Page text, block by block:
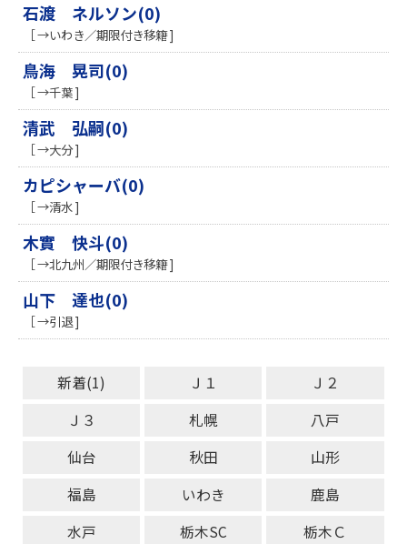
石渡 ネルソン(0)
［ →いわき／期限付き移籍 ]
鳥海 晃司(0)
［ →千葉 ]
清武 弘嗣(0)
［ →大分 ]
カピシャーバ(0)
［ →清水 ]
木實 快斗(0)
［ →北九州／期限付き移籍 ]
山下 達也(0)
［ →引退 ]
新着(1) Ｊ１
Ｊ２
Ｊ３
札幌
八戸
仙台
秋田
山形
福島
いわき
鹿島
水戸
栃木SC
栃木Ｃ